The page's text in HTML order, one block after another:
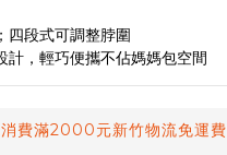
四段式可調整脖圍
計，輕巧便攜不佔媽媽包空間
費滿2000元新竹物流免運費